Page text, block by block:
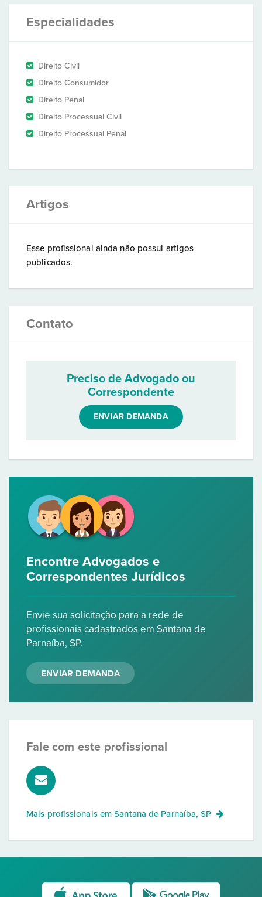
Especialidades
Direito Civil
Direito Consumidor
Direito Penal
Direito Processual Civil
Direito Processual Penal
Artigos
Esse profissional ainda não possui artigos
publicados.
Contato
Preciso de Advogado ou
Correspondente
ENVIAR DEMANDA
Encontre Advogados e
Correspondentes Jurídicos
Envie sua solicitação para a rede de
profissionais cadastrados em Santana de
Parnaíba, SP.
ENVIAR DEMANDA
Fale com este profissional
Mais profissionais emSantana de Parnaíba, SP